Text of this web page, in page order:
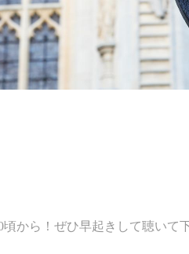
頃から！ぜひ早起きして聴いて